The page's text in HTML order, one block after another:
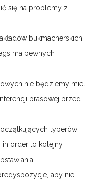
się na problemy z
bukmacherskich
ma pewnych
nie będziemy mieli
prasowej przed
typerów i
in order to kolejny
aby nie